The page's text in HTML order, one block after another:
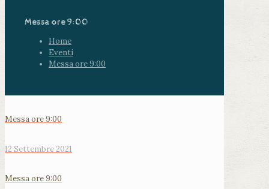
Messa ore 9:00
Home
Eventi
Messa ore 9:00
Messa ore 9:00
12 Settembre 2021
Messa ore 9:00